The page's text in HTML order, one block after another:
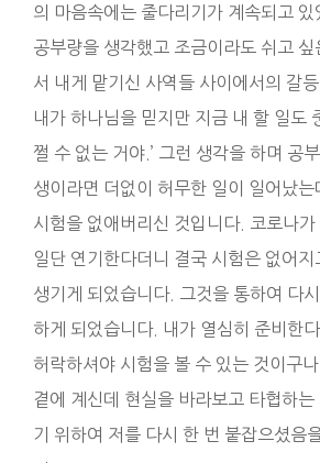
의 마음속에는 줄다리기가 계속되고 있
공부량을 생각했고 조금이라도 쉬고 싶
서 내게 맡기신 사역들 사이에서의 갈
내가 하나님을 믿지만 지금 내 할 일도
쩔 수 없는 거야.’ 그런 생각을 하며 공
생이라면 더없이 허무한 일이 일어났는
시험을 없애버리신 것입니다. 코로나
일단 연기한다더니 결국 시험은 없어지
생기게 되었습니다. 그것을 통하여 다
하게 되었습니다. 내가 열심히 준비한
허락하셔야 시험을 볼 수 있는 것이구
곁에 계신데 현실을 바라보고 타협하는
기 위하여 저를 다시 한 번 붙잡으셨음